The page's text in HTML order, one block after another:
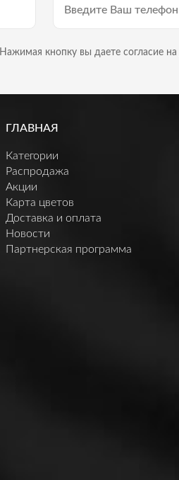
Нажимая кнопку вы даете согласие на
ГЛАВНАЯ
Категории
Распродажа
Акции
Карта цветов
Доставка и оплата
Новости
Партнерская программа